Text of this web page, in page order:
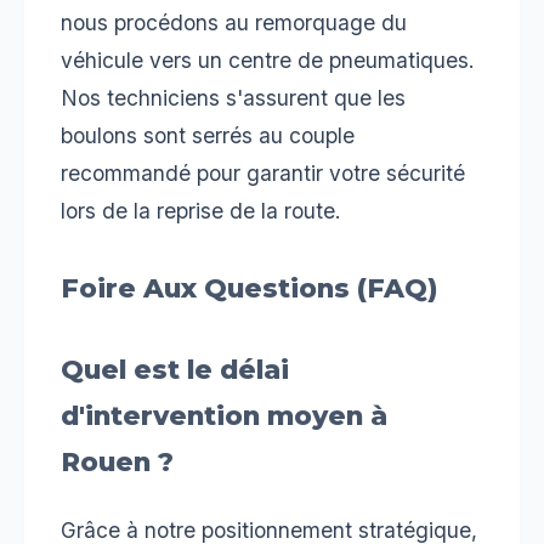
nous procédons au remorquage du
véhicule vers un centre de pneumatiques.
Nos techniciens s'assurent que les
boulons sont serrés au couple
recommandé pour garantir votre sécurité
lors de la reprise de la route.
Foire Aux Questions (FAQ)
Quel est le délai
d'intervention moyen à
Rouen ?
Grâce à notre positionnement stratégique,